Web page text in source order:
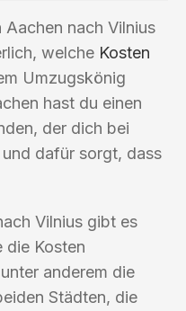
nach Vilnius
welche Kosten
Umzugskönig
hast du einen
der dich bei
dafür sorgt, dass
Vilnius gibt es
die Kosten
anderem die
Städten, die